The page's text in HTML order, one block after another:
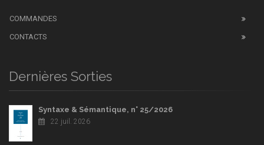
COMMANDES
CONTACTS
Dernières Sorties
Syntaxe & Sémantique, n° 25/2026
22 juil. 2026